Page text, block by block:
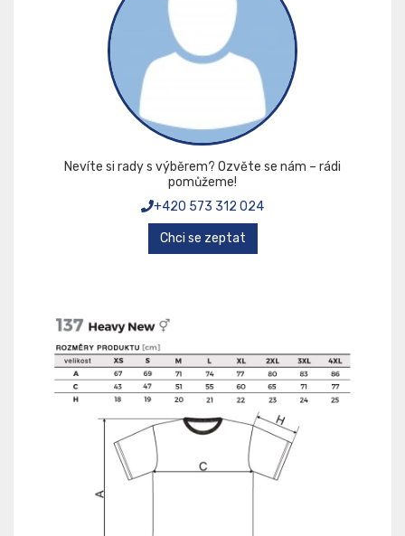
Nevíte si rady s výběrem? Ozvěte se nám – rádi
pomůžeme!
+420 573 312 024
Chci se zeptat